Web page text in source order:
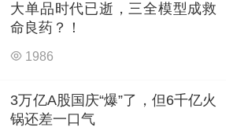
大单品时代已逝，三全模型成救
命良药？！
1986
3万亿A股国庆“爆”了，但6千亿火
锅还差一口气